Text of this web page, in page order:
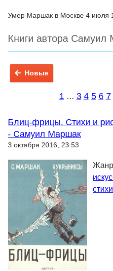
Умер Маршак в Москве 4 июля
Книги автора Самуил
Новые
1 ... 3 4 5 6 7
Блиц-фрицы. Стихи и
- Самуил Маршак
3 октября 2016, 23:53
стихи